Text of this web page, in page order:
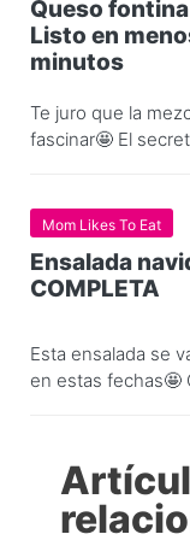
Queso
Listo en
minutos
Te juro que la
fascinar🤩 El
Mom Likes To Eat
Ensalada
COMPLETA
Esta ensalada se
en estas fechas🤩